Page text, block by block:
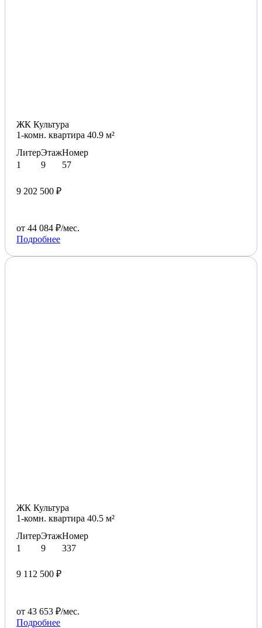
ЖК Культура
1-комн. квартира 40.9 м²
Литер
1
Этаж
9
Номер
57
9 202 500 ₽
от 44 084 ₽/мес.
Подробнее
ЖК Культура
1-комн. квартира 40.5 м²
Литер
1
Этаж
9
Номер
337
9 112 500 ₽
от 43 653 ₽/мес.
Подробнее